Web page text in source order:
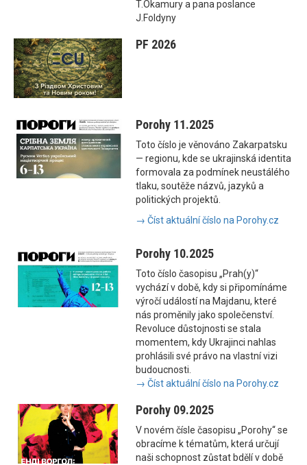
T.Okamury a pana poslance
J.Foldyny
PF 2026
Porohy 11.2025
Toto číslo je věnováno Zakarpatsku
— regionu, kde se ukrajinská identita
formovala za podmínek neustálého
tlaku, soutěže názvů, jazyků a
politických projektů.
→ Číst aktuální číslo na Porohy.cz
Porohy 10.2025
Toto číslo časopisu „Prah(y)“
vychází v době, kdy si připomínáme
výročí událostí na Majdanu, které
nás proměnily jako společenství.
Revoluce důstojnosti se stala
momentem, kdy Ukrajinci nahlas
prohlásili své právo na vlastní vizi
budoucnosti.
→ Číst aktuální číslo na Porohy.cz
Porohy 09.2025
V novém čísle časopisu „Porohy“ se
obracíme k tématům, která určují
naši schopnost zůstat bdělí v době